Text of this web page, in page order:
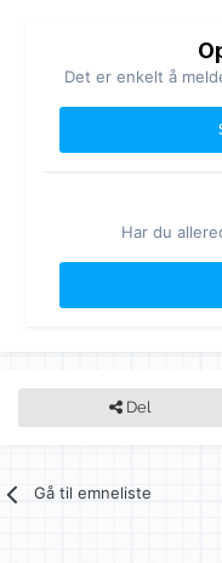
Det er enkelt å
Har du
Del
Gå til emneliste